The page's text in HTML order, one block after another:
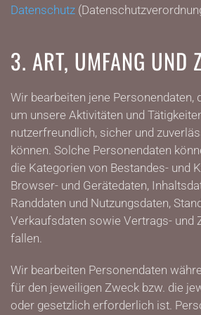
Datenschutz
3. ART, UMFANG UND
Wir bearbeiten jene Personendaten,
um unsere Aktivitäten und
nutzerfreundlich, sicher und
können. Solche Personendaten
die Kategorien von Bestandes- und
Browser- und Gerätedaten,
Randdaten und Nutzungsdaten,
Verkaufsdaten sowie Vertrags- und
fallen.
Wir bearbeiten Personendaten
für den jeweiligen Zweck bzw. die
oder gesetzlich erforderlich ist.